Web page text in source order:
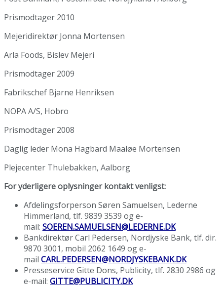
Prismodtager 2010
Mejeridirektør Jonna Mortensen
Arla Foods, Bislev Mejeri
Prismodtager 2009
Fabrikschef Bjarne Henriksen
NOPA A/S, Hobro
Prismodtager 2008
Daglig leder Mona Hagbard Maaløe Mortensen
Plejecenter Thulebakken, Aalborg
For yderligere oplysninger kontakt venligst:
Afdelingsforperson Søren Samuelsen, Lederne
Himmerland, tlf. 9839 3539 og e-
mail: SOEREN.SAMUELSEN@LEDERNE.DK
Bankdirektør Carl Pedersen, Nordjyske Bank, tlf. dir.
9870 3001, mobil 2062 1649 og e-
mail CARL.PEDERSEN@NORDJYSKEBANK.DK
Presseservice Gitte Dons, Publicity, tlf. 2830 2986 og
e-mail: GITTE@PUBLICITY.DK